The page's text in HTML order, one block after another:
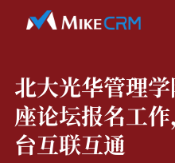
北大光华管理学
座论坛报名工
台互联互通